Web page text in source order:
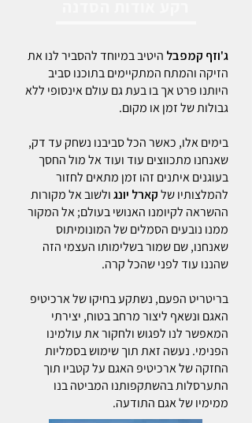
ג'וזף קמפבל היטיב במיוחד להסביר לנו את
הזיקה והמתח המתקיימים בתוכנו סביב
היותנו פרט אך בו בעת גם עולם אינסופי ללא
גבולות של זמן או מקום.
בימים אלו, כאשר הכל סביבנו נשחק עד דק,
שאנחנו מתכווצים עוד ועוד אל מול החסך
בעוגנים איתנים זהו זמן מתאים לחזור
להמלצותיו שלקארל יונגולשוב אל מקורות
ההשראה לקיומנו האנושי בעולם; אל המקור
ממנו נובעים הסמלים של המונומיתוס
שאנחנו, שם שמור בשלימותו העצמי הזה
שהננו עוד לפני שהכל קרה.
בריטריט הפעם, נשתקע בחיקו של ארכיטיפ
האגם ונשאף ליצור מרחב בטוח, יצירתי
המאפשר לנו לפגוש ולחקור את עולמינו
הפנימי. נעשה זאת תוך שימוש בסמליות
החזקה של ארכיטיפ האגם על קטביו תוך
התערסלות בהשתקפותנו המביטה בנו
ממימיו של אגם התודעה.